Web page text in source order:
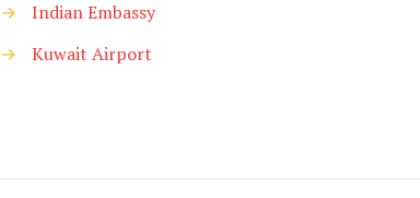
→
Indian Embassy
→
Kuwait Airport